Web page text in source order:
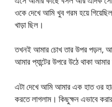
ওকে দেখে আমি খুব গরম হয়ে
খাড়া ছিল।
তখনই আমার চোখ তার উপর পড়ল,
আমার প্যান্টের উপরে উঠে থাকা
এটা দেখে আমি আমার এক হাত ওর
করতে লাগলাম। কিছুক্ষন এভাবে